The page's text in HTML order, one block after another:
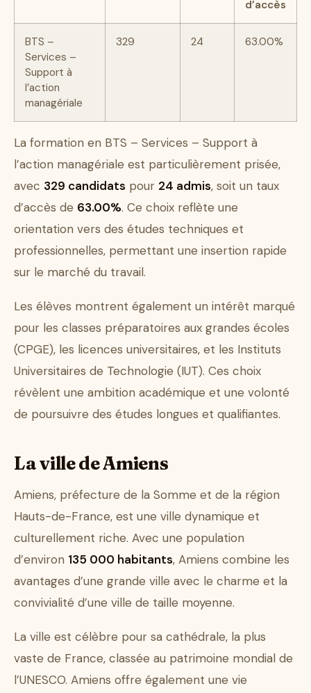
d’accès
BTS –
Services –
Support à
l’action
managériale
329 24 63.00%
La formation en BTS – Services – Support à
l’action managériale est particulièrement prisée,
avec 329 candidats pour 24 admis, soit un taux
d’accès de 63.00%. Ce choix reflète une
orientation vers des études techniques et
professionnelles, permettant une insertion rapide
sur le marché du travail.
Les élèves montrent également un intérêt marqué
pour les classes préparatoires aux grandes écoles
(CPGE), les licences universitaires, et les Instituts
Universitaires de Technologie (IUT). Ces choix
révèlent une ambition académique et une volonté
de poursuivre des études longues et qualifiantes.
La ville de Amiens
Amiens, préfecture de la Somme et de la région
Hauts-de-France, est une ville dynamique et
culturellement riche. Avec une population
d’environ 135 000 habitants, Amiens combine les
avantages d’une grande ville avec le charme et la
convivialité d’une ville de taille moyenne.
La ville est célèbre pour sa cathédrale, la plus
vaste de France, classée au patrimoine mondial de
l’UNESCO. Amiens offre également une vie